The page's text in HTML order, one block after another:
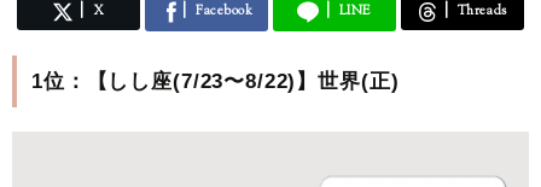
X Facebook LINE Threads
1位：【しし座(7/23〜8/22)】世界(正)